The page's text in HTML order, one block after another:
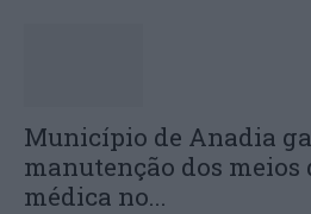
Município de Anadia
manutenção dos meios
médica no...